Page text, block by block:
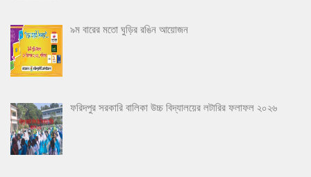
৯ম বারের মতো ঘুড়ির রঙিন আয়োজন
ফরিদপুর সরকারি বালিকা উচ্চ বিদ্যালয়ের লটারির ফলাফল ২০২৬